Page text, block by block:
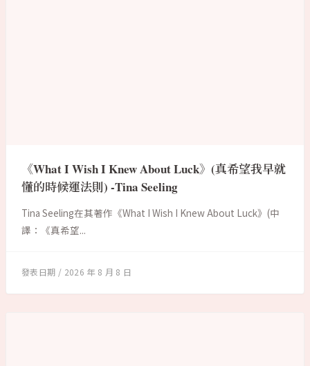
《What I Wish I Knew About Luck》(真希望我早就
懂的時候運法則) -Tina Seeling
Tina Seeling在其著作《What I Wish I Knew About Luck》(中
譯：《真希望...
2026 年 8 月 8 日